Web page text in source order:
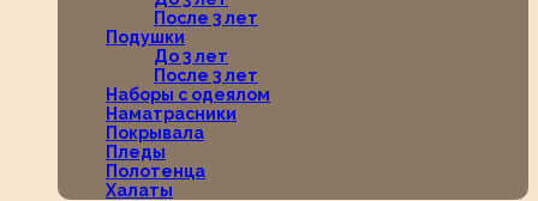
После 3 лет
Подушки
До 3 лет
После 3 лет
Наборы с одеялом
Наматрасники
Покрывала
Пледы
Полотенца
Халаты